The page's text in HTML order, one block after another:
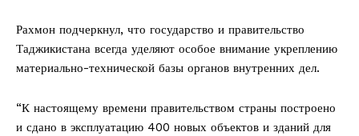
Рахмон подчеркнул, что государство и правительство
Таджикистана всегда уделяют особое внимание укреплению
материально-технической базы органов внутренних дел.
“К настоящему времени правительством страны построено
и сдано в эксплуатацию 400 новых объектов и зданий для